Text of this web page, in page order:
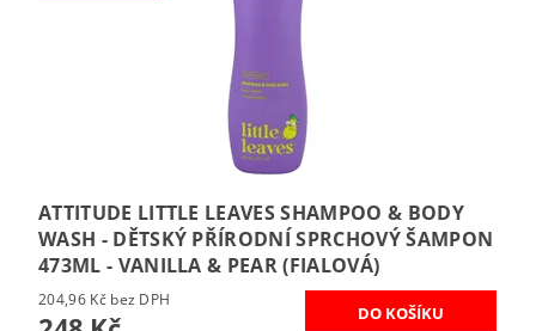
ATTITUDE LITTLE LEAVES SHAMPOO & BODY
WASH - DĚTSKÝ PŘÍRODNÍ SPRCHOVÝ ŠAMPON
473ML - VANILLA & PEAR (FIALOVÁ)
204,96 Kč bez DPH